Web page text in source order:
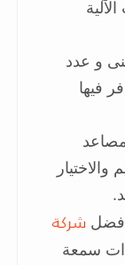
و عدد
فيها
شركة
سمعة